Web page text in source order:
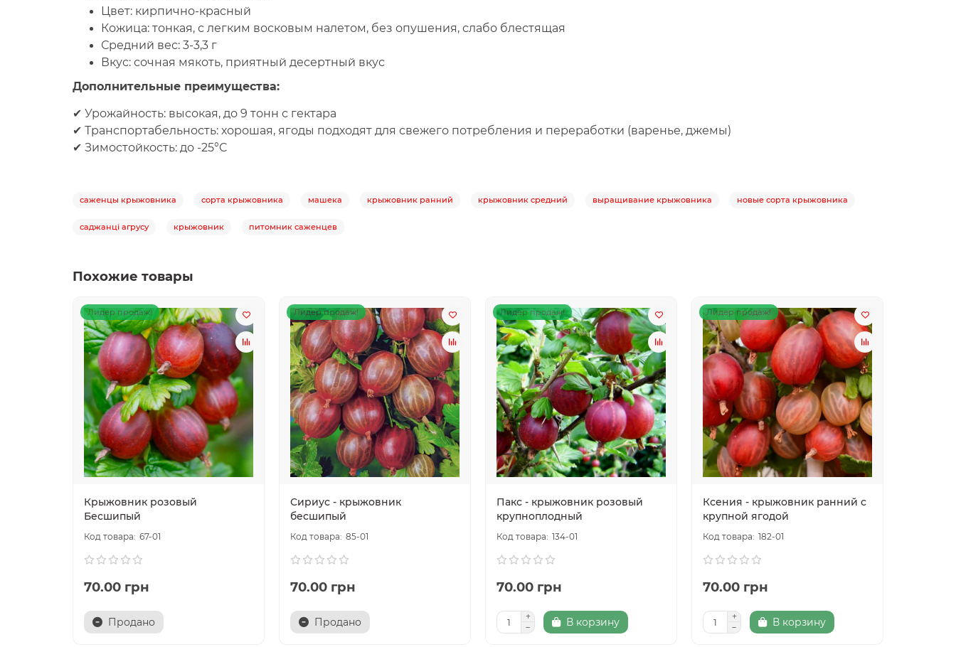
Цвет: кирпично-красный
Кожица: тонкая, с легким восковым налетом, без опушения, слабо блестящая
Средний вес: 3-3,3 г
Вкус: сочная мякоть, приятный десертный вкус
Дополнительные преимущества:
✔ Урожайность: высокая, до 9 тонн с гектара
✔ Транспортабельность: хорошая, ягоды подходят для свежего потребления и переработки (варенье, джемы)
✔ Зимостойкость: до -25°C
саженцы крыжовника сорта крыжовника машека крыжовник ранний крыжовник средний выращивание крыжовника новые сорта крыжовника
саджанці агрусу крыжовник питомник саженцев
Похожие товары
Лидер продаж!
Крыжовник розовый
Бесшипый
67-01
70.00 грн
Продано
Лидер продаж!
Сириус - крыжовник
бесшипый
85-01
70.00 грн
Продано
Лидер продаж!
Пакс - крыжовник розовый
крупноплодный
134-01
70.00 грн
В корзину
Лидер продаж!
Ксения - крыжовник ранний с
крупной ягодой
182-01
70.00 грн
В корзину